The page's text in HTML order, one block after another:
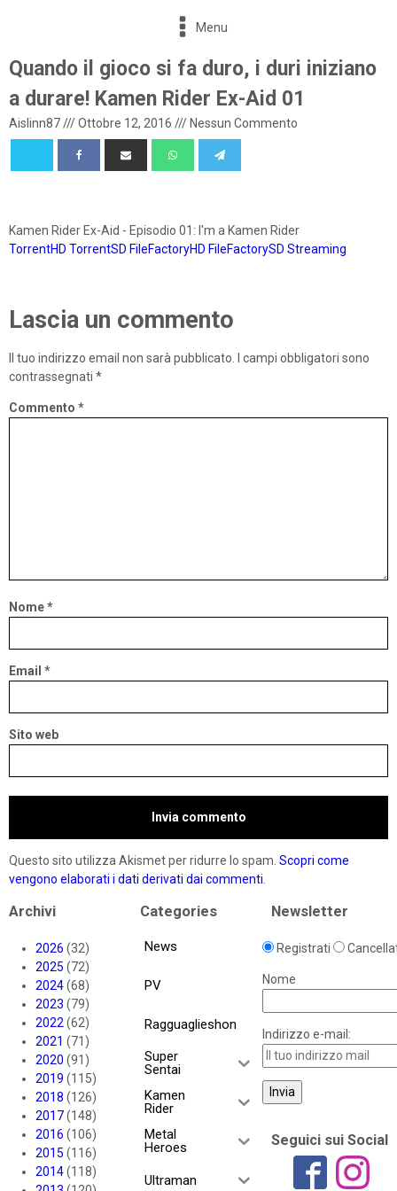
Menu
Quando il gioco si fa duro, i duri iniziano
a durare! Kamen Rider Ex-Aid 01
Aislinn87///Ottobre 12, 2016 /// Nessun Commento
Kamen Rider Ex-Aid - Episodio 01: I'm a Kamen Rider
TorrentHD TorrentSD FileFactoryHD FileFactorySD Streaming
Lascia un commento
Il tuo indirizzo email non sarà pubblicato.
I campi obbligatori sono
contrassegnati *
Commento *
Nome*
Email *
Sito web
Questo sito utilizza Akismet per ridurre lo spam. Scopri come
vengono elaborati i dati derivati dai commenti.
Archivi
2026 (32)
2025 (72)
2024(68)
2023 (79)
2022(62)
2021 (71)
2020 (91)
2019 (115)
2018 (126)
2017(148)
2016 (106)
2015 (116)
2014(118)
Categories
News
PV
Ragguaglieshon
Super
Sentai
Kamen
Rider
Metal
Heroes
Ultraman
Newsletter
Registrati
Nome
Indirizzo e-mail:
Seguici sui Social